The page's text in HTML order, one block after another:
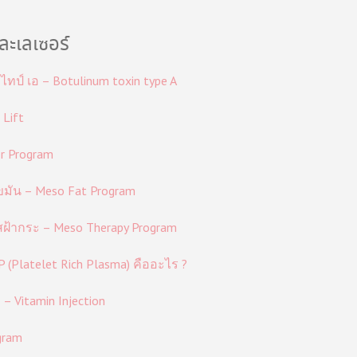
เลเซอร์
เอ – Botulinum toxin type A
Lift
น – Meso Fat Program
กระ – Meso Therapy Program
(Platelet Rich Plasma) คืออะไร ?
Vitamin Injection